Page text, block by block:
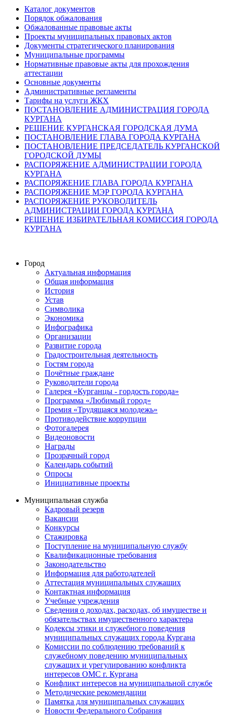
Каталог документов
Порядок обжалования
Обжалованные правовые акты
Проекты муниципальных правовых актов
Документы стратегического планирования
Муниципальные программы
Нормативные правовые акты для прохождения
аттестации
Основные документы
Административные регламенты
Тарифы на услуги ЖКХ
ПОСТАНОВЛЕНИЕ АДМИНИСТРАЦИЯ ГОРОДА
КУРГАНА
РЕШЕНИЕ КУРГАНСКАЯ ГОРОДСКАЯ ДУМА
ПОСТАНОВЛЕНИЕ ГЛАВА ГОРОДА КУРГАНА
ПОСТАНОВЛЕНИЕ ПРЕДСЕДАТЕЛЬ КУРГАНСКОЙ
ГОРОДСКОЙ ДУМЫ
РАСПОРЯЖЕНИЕ АДМИНИСТРАЦИИ ГОРОДА
КУРГАНА
РАСПОРЯЖЕНИЕ ГЛАВА ГОРОДА КУРГАНА
РАСПОРЯЖЕНИЕ МЭР ГОРОДА КУРГАНА
РАСПОРЯЖЕНИЕ РУКОВОДИТЕЛЬ
АДМИНИСТРАЦИИ ГОРОДА КУРГАНА
РЕШЕНИЕ ИЗБИРАТЕЛЬНАЯ КОМИССИЯ ГОРОДА
КУРГАНА
Город
Актуальная информация
Общая информация
История
Устав
Символика
Экономика
Инфографика
Организации
Развитие города
Градостроительная деятельность
Гостям города
Почётные граждане
Руководители города
Галерея «Курганцы - гордость города»
Программа «Любимый город»
Премия «Трудящаяся молодежь»
Противодействие коррупции
Фотогалерея
Видеоновости
Награды
Прозрачный город
Календарь событий
Опросы
Инициативные проекты
Муниципальная служба
Кадровый резерв
Вакансии
Конкурсы
Стажировка
Поступление на муниципальную службу
Квалификационные требования
Законодательство
Информация для работодателей
Аттестация муниципальных служащих
Контактная информация
Учебные учреждения
Сведения о доходах, расходах, об имуществе и
обязательствах имущественного характера
Кодексы этики и служебного поведения
муниципальных служащих города Кургана
Комиссии по соблюдению требований к
служебному поведению муниципальных
служащих и урегулированию конфликта
интересов ОМС г. Кургана
Конфликт интересов на муниципальной службе
Методические рекомендации
Памятка для муниципальных служащих
Новости Федерального Cобрания